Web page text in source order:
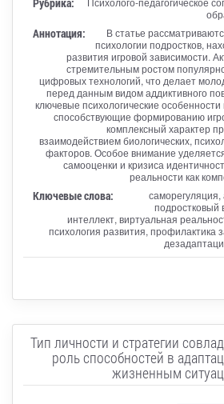
Аннотация:
В статье
психологии подростков,
развития игровой зависимости.
стремительным ростом
цифровых технологий, что делает
перед данным видом аддиктивного
ключевые психологические особенности
способствующие формированию
комплексный характер
взаимодействием биологических,
факторов. Особое внимание
самооценки и кризиса
реальности как
Ключевые слова:
подростковый
интеллект, виртуальная
психология развития, профилактика
Тип личности и стратегии
роль способностей в
жизненным